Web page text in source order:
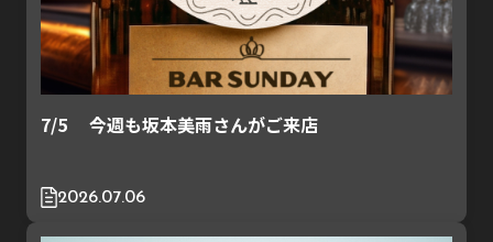
7/5 今週も坂本美雨さんがご来店
2026.07.06